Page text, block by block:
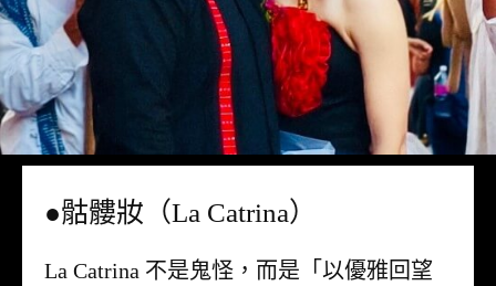
●骷髏妝（La Catrina）
La Catrina 不是鬼怪，而是「以優雅回望